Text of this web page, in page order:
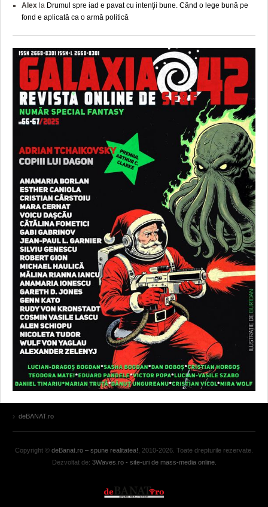
Alex la Drumul spre iad e pavat cu intenţii bune. Când o lege bună pe
fond e aplicată ca o armă politică
deBANAT.ro
Copyright © deBanat.ro – spune realitatea! , 2010-2026. Toate drepturile rezervate.
Dezvoltat de: 3Waves.ro - site-uri de mass-media online.